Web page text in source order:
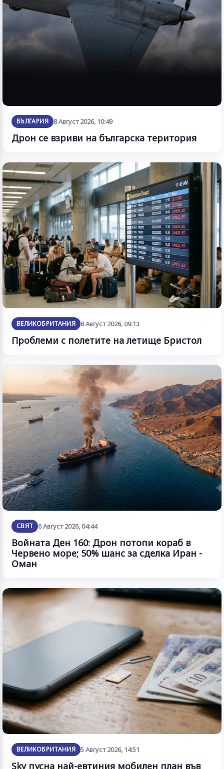
БЪЛГАРИЯ 8 Август 2026, 10:49
Дрон се взриви на българска територия
ВЕЛИКОБРИТАНИЯ 8 Август 2026, 09:13
Проблеми с полетите на летище Бристол
СВЯТ 6 Август 2026, 04:44
Войната Ден 160: Дрон потопи кораб в
Червено море; 50% шанс за сделка Иран -
Оман
ВЕЛИКОБРИТАНИЯ 5 Август 2026, 14:51
Sky пусна най-евтиния мобилен план във